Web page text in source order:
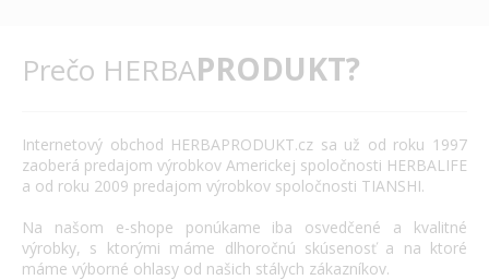
Prečo HERBAPRODUKT?
Internetový obchod HERBAPRODUKT.cz sa už od roku 1997
zaoberá predajom výrobkov Americkej spoločnosti HERBALIFE
a od roku 2009 predajom výrobkov spoločnosti TIANSHI.
Na našom
e-shope ponúkame iba osvedčené a
kvalitné
výrobky, s ktorými máme dlhoročnú skúsenosť a na ktoré
máme výborné ohlasy od našich stálych zákazníkov.